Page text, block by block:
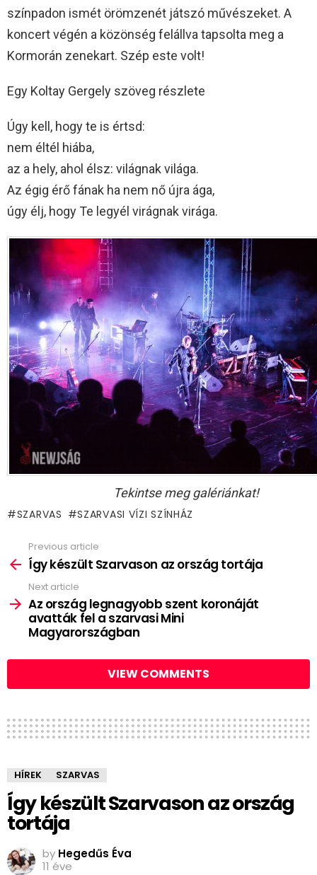
színpadon ismét örömzenét játszó művészeket. A
koncert végén a közönség felállva tapsolta meg a
Kormorán zenekart. Szép este volt!
Egy Koltay Gergely szöveg részlete
Úgy kell, hogy te is értsd:
nem éltél hiába,
az a hely, ahol élsz: világnak világa.
Az égig érő fának ha nem nő újra ága,
úgy élj, hogy Te legyél virágnak virága.
Tekintse meg galériánkat!
SZARVAS SZARVASI VÍZI SZÍNHÁZ
more
Previous article
Így készült Szarvason az ország tortája
Next article
Az ország legnagyobb szent koronáját
avatták fel a szarvasi Mini
Magyarországban
VIEW COMMENTS
HÍREK SZARVAS
Így készült Szarvason az ország
tortája
by Hegedűs Éva
11 éve